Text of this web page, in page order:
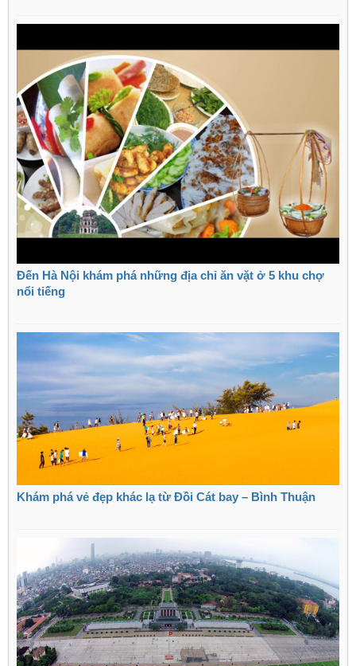
Đến Hà Nội khám phá những địa chỉ ăn vặt ở 5 khu chợ
nổi tiếng
Khám phá vẻ đẹp khác lạ từ Đồi Cát bay – Bình Thuận